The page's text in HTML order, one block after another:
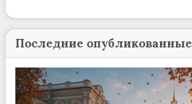
Последние опубликованные